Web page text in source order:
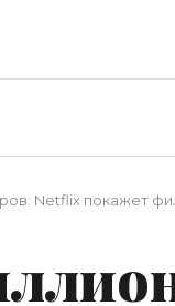
Netflix покажет